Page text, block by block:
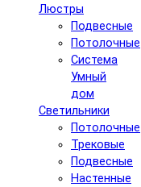
Люстры
Подвесные
Потолочные
Система
Умный
дом
Светильники
Потолочные
Трековые
Подвесные
Настенные